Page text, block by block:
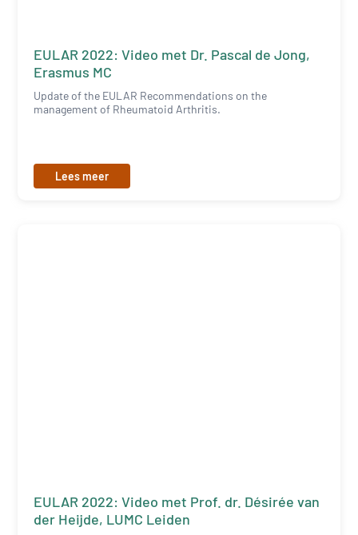
EULAR 2022: Video met Dr. Pascal de Jong,
Erasmus MC
Update of the EULAR Recommendations on the
management of Rheumatoid Arthritis.
Lees meer
EULAR 2022: Video met Prof. dr. Désirée van
der Heijde, LUMC Leiden